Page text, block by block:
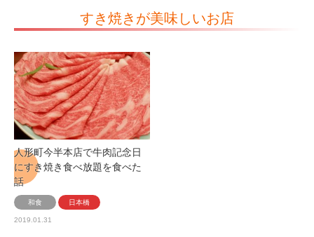
すき焼きが美味しいお店
人形町今半本店で牛肉記念日
にすき焼き食べ放題を食べた
話
和食 日本橋
2019.01.31